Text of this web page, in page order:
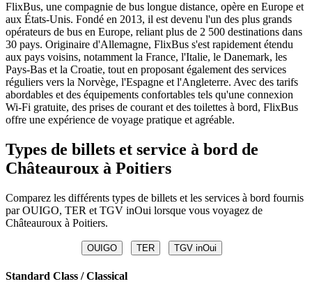
FlixBus, une compagnie de bus longue distance, opère en Europe et
aux États-Unis. Fondé en 2013, il est devenu l'un des plus grands
opérateurs de bus en Europe, reliant plus de 2 500 destinations dans
30 pays. Originaire d'Allemagne, FlixBus s'est rapidement étendu
aux pays voisins, notamment la France, l'Italie, le Danemark, les
Pays-Bas et la Croatie, tout en proposant également des services
réguliers vers la Norvège, l'Espagne et l'Angleterre. Avec des tarifs
abordables et des équipements confortables tels qu'une connexion
Wi-Fi gratuite, des prises de courant et des toilettes à bord, FlixBus
offre une expérience de voyage pratique et agréable.
Types de billets et service à bord de
Châteauroux à Poitiers
Comparez les différents types de billets et les services à bord fournis
par OUIGO, TER et TGV inOui lorsque vous voyagez de
Châteauroux à Poitiers.
OUIGO TER TGV inOui
Standard Class / Classical